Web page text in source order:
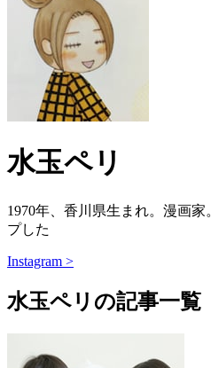
水玉ペリ
1970年、香川県生まれ。漫画
プした
Instagram >
水玉ペリの記事一覧